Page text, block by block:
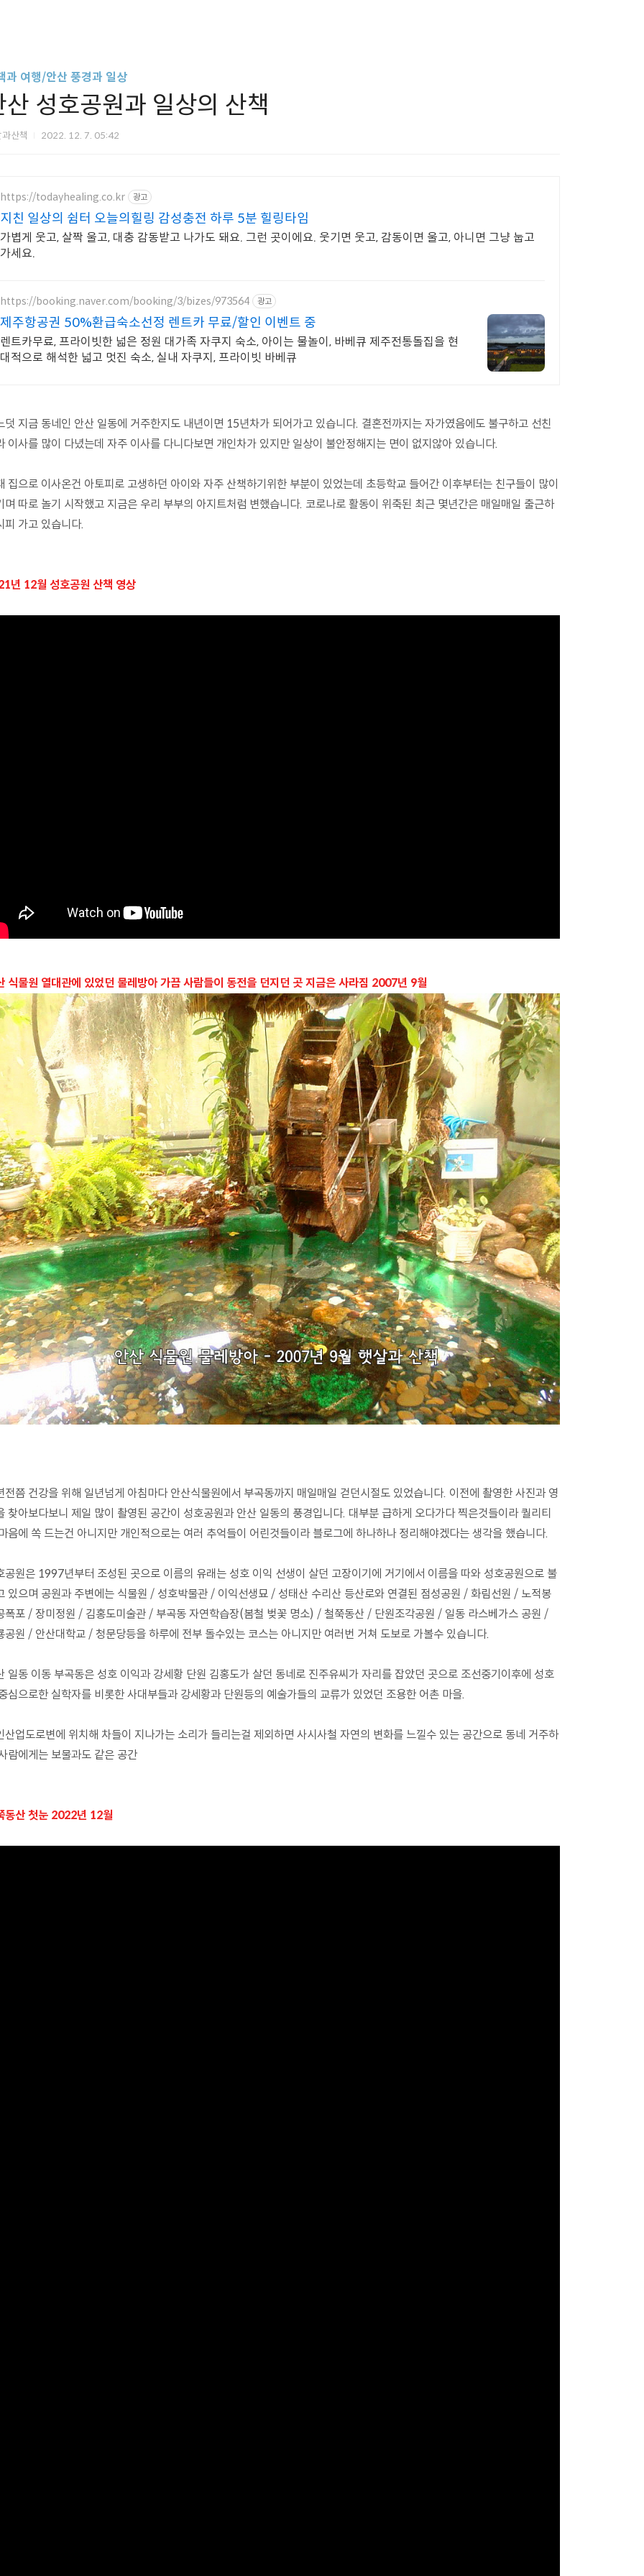
과 여행/안산 풍경과 일상
산 성호공원과 일상의 산책
산책 2022. 12. 7. 05:42
https://todayhealing.co.kr 광고
지친 일상의 쉼터 오늘의힐링 감성충전 하루 5분 힐링타임
가볍게 웃고, 살짝 울고, 대충 감동받고 나가도 돼요. 그런 곳이에요. 웃기면 웃고, 감동이면 울고, 아니면 그냥 눕고
가세요.
https://booking.naver.com/booking/3/bizes/973564 광고
제주항공권 50%환급숙소선정 렌트카 무료/할인 이벤트 중
렌트카무료, 프라이빗한 넓은 정원 대가족 자쿠지 숙소, 아이는 물놀이, 바베큐 제주전통돌집을 현
대적으로 해석한 넓고 멋진 숙소, 실내 자쿠지, 프라이빗 바베큐
덧 지금 동네인 안산 일동에 거주한지도 내년이면 15년차가 되어가고 있습니다. 결혼전까지는 자가였음에도 불구하고 선친
이사를 많이 다녔는데 자주 이사를 다니다보면 개인차가 있지만 일상이 불안정해지는 면이 없지않아 있습니다.
집으로 이사온건 아토피로 고생하던 아이와 자주 산책하기위한 부분이 있었는데 초등학교 들어간 이후부터는 친구들이 많이
며 따로 놀기 시작했고 지금은 우리 부부의 아지트처럼 변했습니다. 코로나로 활동이 위축된 최근 몇년간은 매일매일 출근하
피 가고 있습니다.
년 12월 성호공원 산책 영상
식물원 열대관에 있었던 물레방아 가끔 사람들이 동전을 던지던 곳 지금은 사라짐 2007년 9월
전쯤 건강을 위해 일년넘게 아침마다 안산식물원에서 부곡동까지 매일매일 걷던시절도 있었습니다. 이전에 촬영한 사진과 영
찾아보다보니 제일 많이 촬영된 공간이 성호공원과 안산 일동의 풍경입니다. 대부분 급하게 오다가다 찍은것들이라 퀄리티
음에 쏙 드는건 아니지만 개인적으로는 여러 추억들이 어린것들이라 블로그에 하나하나 정리해야겠다는 생각을 했습니다.
공원은 1997년부터 조성된 곳으로 이름의 유래는 성호 이익 선생이 살던 고장이기에 거기에서 이름을 따와 성호공원으로 불
있으며 공원과 주변에는 식물원 / 성호박물관 / 이익선생묘 / 성태산 수리산 등산로와 연결된 점성공원 / 화림선원 / 노적봉
폭포 / 장미정원 / 김홍도미술관 / 부곡동 자연학습장(봄철 벚꽃 명소) / 철쭉동산 / 단원조각공원 / 일동 라스베가스 공원 /
공원 / 안산대학교 / 청문당등을 하루에 전부 돌수있는 코스는 아니지만 여러번 거쳐 도보로 가볼수 있습니다.
일동 이동 부곡동은 성호 이익과 강세황 단원 김홍도가 살던 동네로 진주유씨가 자리를 잡았던 곳으로 조선중기이후에 성호
심으로한 실학자를 비롯한 사대부들과 강세황과 단원등의 예술가들의 교류가 있었던 조용한 어촌 마을.
산업도로변에 위치해 차들이 지나가는 소리가 들리는걸 제외하면 사시사철 자연의 변화를 느낄수 있는 공간으로 동네 거주하
람에게는 보물과도 같은 공간
동산 첫눈 2022년 12월